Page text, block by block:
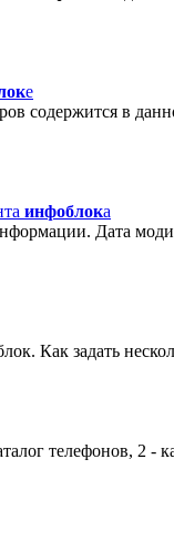
е
содержится в
инфоблока
Дата
Как задать
телефонов, 2 -